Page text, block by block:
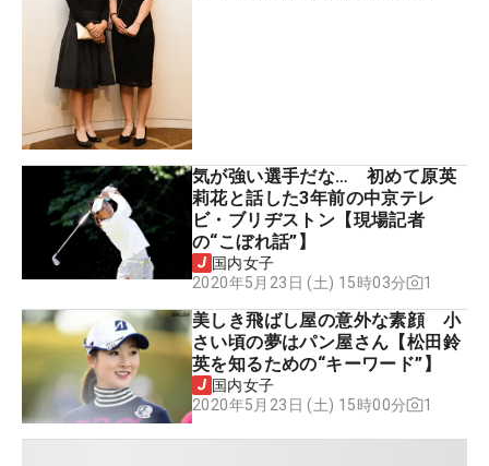
気が強い選手だな… 初めて原英
莉花と話した3年前の中京テレ
ビ・ブリヂストン【現場記者
の“こぼれ話”】
国内女子
2020年5月23日 (土) 15時03分
1
美しき飛ばし屋の意外な素顔 小
さい頃の夢はパン屋さん【松田鈴
英を知るための“キーワード”】
国内女子
2020年5月23日 (土) 15時00分
1